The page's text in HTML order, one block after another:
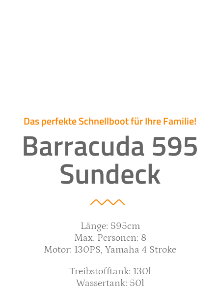
Das perfekte Schnellboot für Ihre Familie!
Barracuda 595
Sundeck
Länge: 595cm
Max. Personen: 8
Motor: 130PS, Yamaha 4 Stroke
Treibstofftank: 130l
Wassertank: 50l